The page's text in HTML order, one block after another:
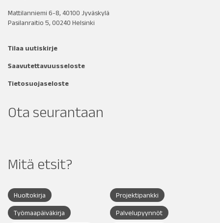
Mattilanniemi 6-8, 40100 Jyväskylä
Pasilanraitio 5, 00240 Helsinki
Tilaa uutiskirje
Saavutettavuusseloste
Tietosuojaseloste
Ota seurantaan
Mitä etsit?
Huoltokirja Projektipankki
Työmaapäiväkirja Palvelupyynnöt